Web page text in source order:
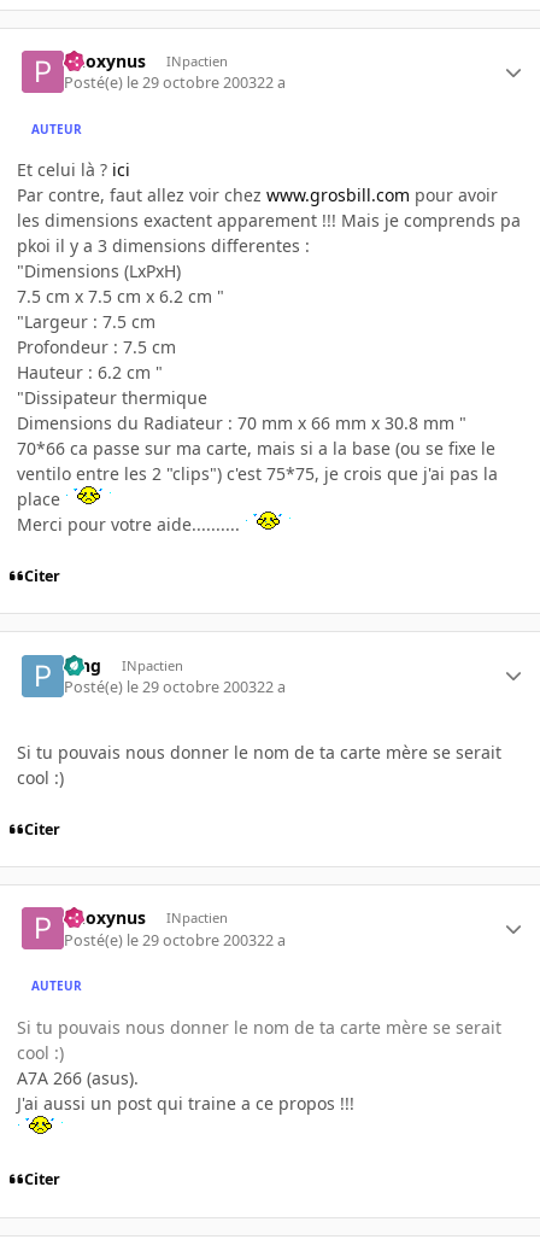
Phoxynus INpactien
Posté(e) le 29 octobre 200322 a
AUTEUR
Et celui là ? ici
Par contre, faut allez voir chez www.grosbill.com pour avoir
les dimensions exactent apparement !!! Mais je comprends pa
pkoi il y a 3 dimensions differentes :
"Dimensions (LxPxH)
7.5 cm x 7.5 cm x 6.2 cm "
"Largeur : 7.5 cm
Profondeur : 7.5 cm
Hauteur : 6.2 cm "
"Dissipateur thermique
Dimensions du Radiateur : 70 mm x 66 mm x 30.8 mm "
70*66 ca passe sur ma carte, mais si a la base (ou se fixe le
ventilo entre les 2 "clips") c'est 75*75, je crois que j'ai pas la
place
Merci pour votre aide..........
Citer
Ping INpactien
Posté(e) le 29 octobre 200322 a
Si tu pouvais nous donner le nom de ta carte mère se serait
cool :)
Citer
Phoxynus INpactien
Posté(e) le 29 octobre 200322 a
AUTEUR
Si tu pouvais nous donner le nom de ta carte mère se serait
cool :)
A7A 266 (asus).
J'ai aussi un post qui traine a ce propos !!!
Citer